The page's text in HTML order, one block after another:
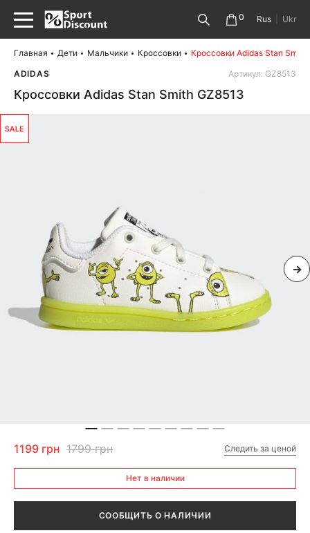
0 Rus Ukr
Главная Дети Мальчики Кроссовки
Кроссовки Adidas Stan Smith
ADIDAS
Артикул: GZ8513
Кроссовки Adidas Stan Smith GZ8513
1199 грн 1799 грн Следить за ценой
Нет в наличии
СООБЩИТЬ О НАЛИЧИИ